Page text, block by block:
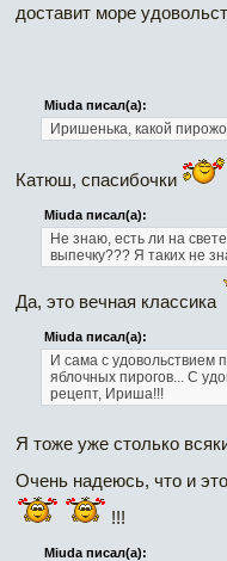
доставит море
Miuda писал(а):
Иришенька, какой
Катюш, спасибочки
Miuda писал(а):
Не знаю, есть ли на
выпечку??? Я таких не
Да, это вечная классика
Miuda писал(а):
И сама с удовольствием
яблочных пирогов... С
рецепт, Ириша!!!
Я тоже уже столько
Очень надеюсь, что и
!!!
Miuda писал(а):